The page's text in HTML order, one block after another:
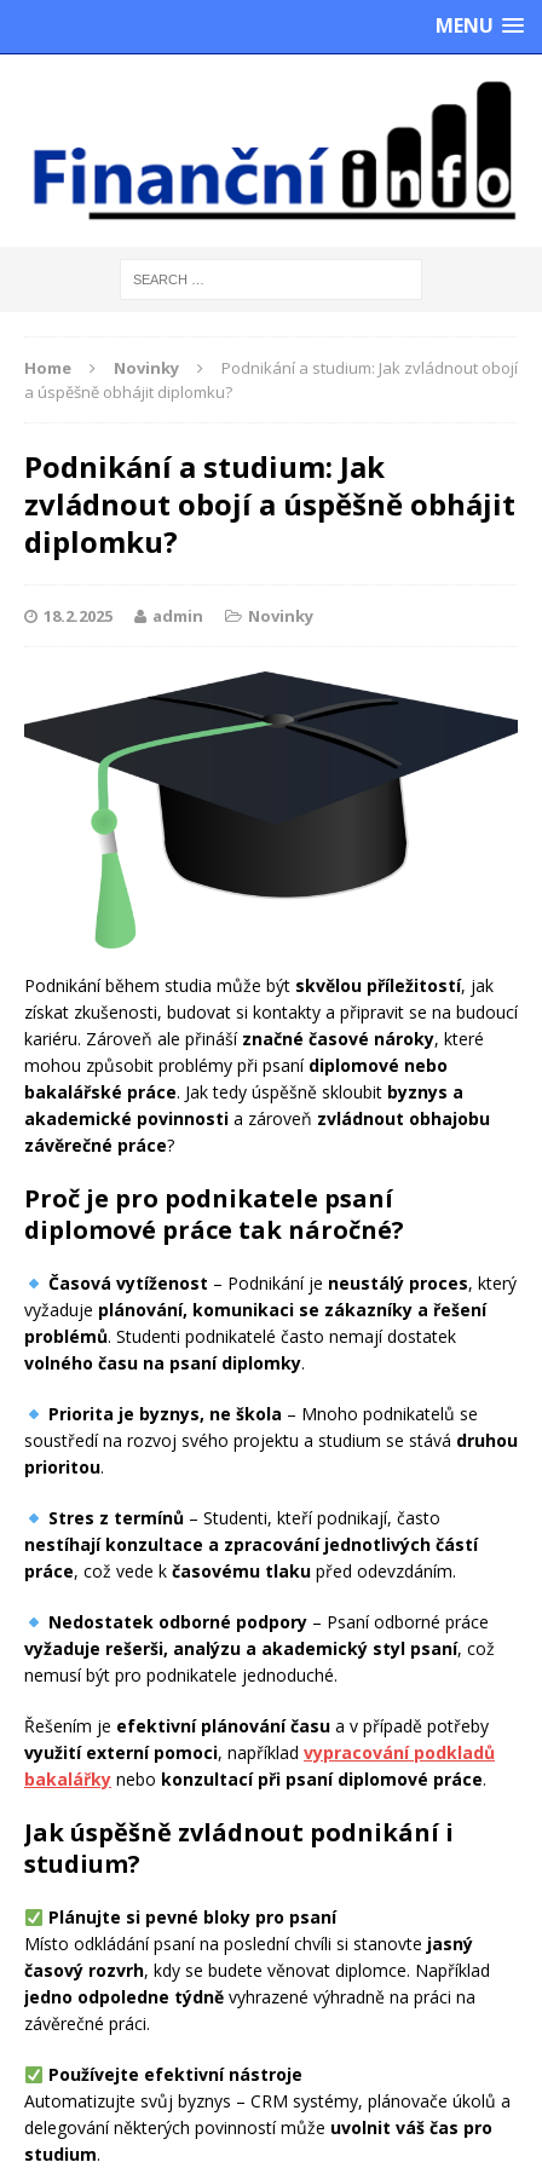
MENU
Home Novinky
Podnikání a studium: Jak zvládnout obojí
a úspěšně obhájit diplomku?
Podnikání a studium: Jak
zvládnout obojí a úspěšně obhájit
diplomku?
18.2.2025 admin Novinky
Podnikání během studia může být skvělou příležitostí, jak
získat zkušenosti, budovat si kontakty a připravit se na budoucí
kariéru. Zároveň ale přináší značné časové nároky, které
mohou způsobit problémy při psaní diplomové nebo
bakalářské práce. Jak tedy úspěšně skloubit byznys a
akademické povinnosti a zároveň zvládnout obhajobu
závěrečné práce?
Proč je pro podnikatele psaní
diplomové práce tak náročné?
Časová vytíženost – Podnikání je neustálý proces, který
vyžaduje plánování, komunikaci se zákazníky a řešení
problémů. Studenti podnikatelé často nemají dostatek
volného času na psaní diplomky.
Priorita je byznys, ne škola – Mnoho podnikatelů se
soustředí na rozvoj svého projektu a studium se stává druhou
prioritou.
Stres z termínů– Studenti, kteří podnikají, často
nestíhají konzultace a zpracování jednotlivých částí
práce, což vede k časovému tlaku před odevzdáním.
Nedostatek odborné podpory– Psaní odborné práce
vyžaduje rešerši, analýzu a akademický styl psaní, což
nemusí být pro podnikatele jednoduché.
Řešením je efektivní plánování času a v případě potřeby
využití externí pomoci, například vypracování podkladů
bakalářky nebo konzultací při psaní diplomové práce.
Jak úspěšně zvládnout podnikání i
studium?
Plánujte si pevné bloky pro psaní
Místo odkládání psaní na poslední chvíli si stanovte jasný
časový rozvrh, kdy se budete věnovat diplomce. Například
jedno odpoledne týdně vyhrazené výhradně na práci na
závěrečné práci.
Používejte efektivní nástroje
Automatizujte svůj byznys – CRM systémy, plánovače úkolů a
delegování některých povinností může uvolnit váš čas pro
studium.